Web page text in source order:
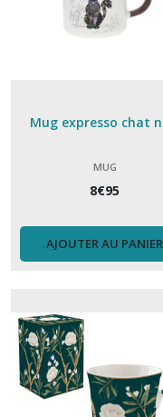
Mug expresso chat
MUG
8€95
AJOUTER AU PANIER